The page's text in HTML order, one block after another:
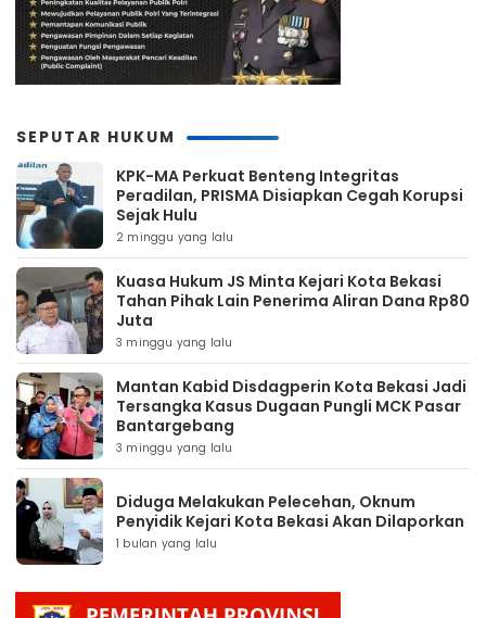
SEPUTAR HUKUM
KPK-MA Perkuat Benteng Integritas
Peradilan, PRISMA Disiapkan Cegah Korupsi
Sejak Hulu
2 minggu yang lalu
Kuasa Hukum JS Minta Kejari Kota Bekasi
Tahan Pihak Lain Penerima Aliran Dana Rp80
Juta
3 minggu yang lalu
Mantan Kabid Disdagperin Kota Bekasi Jadi
Tersangka Kasus Dugaan Pungli MCK Pasar
Bantargebang
3 minggu yang lalu
Diduga Melakukan Pelecehan, Oknum
Penyidik Kejari Kota Bekasi Akan Dilaporkan
1 bulan yang lalu